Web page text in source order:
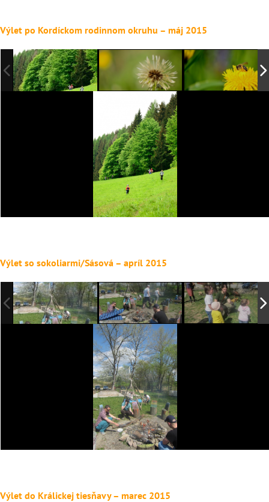
Výlet po Kordíckom rodinnom okruhu – máj 2015
Výlet so sokoliarmi/Sásová – apríl 2015
Výlet do Králickej tiesňavy – marec 2015